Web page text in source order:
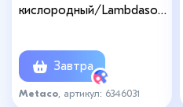
кислородный/Lambdasond
Завтра
Metaco , артикул: 6346031